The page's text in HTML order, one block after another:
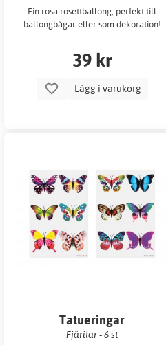
Fin rosa rosettballong, perfekt till
ballongbågar eller som dekoration!
39 kr
Lägg i varukorg
Tatueringar
Fjärilar - 6 st